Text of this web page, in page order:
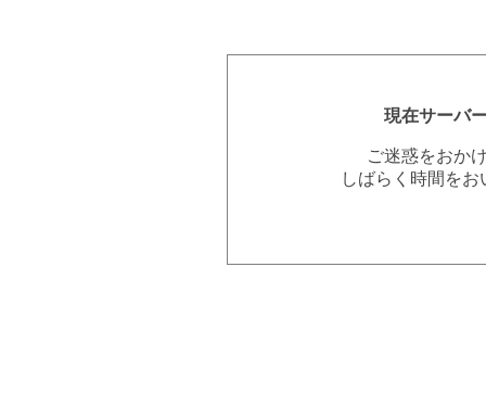
現在サーバ
ご迷惑をおか
しばらく時間を